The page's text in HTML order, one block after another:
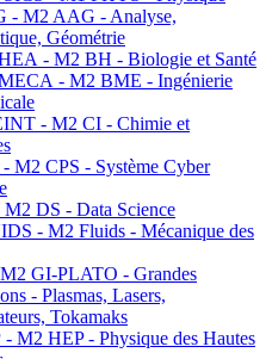
- M2 AAG - Analyse,
Géométrie
- M2 BH - Biologie et Santé
- M2 BME - Ingénierie
- M2 CI - Chimie et
M2 CPS - Système Cyber
DS - Data Science
- M2 Fluids - Mécanique des
GI-PLATO - Grandes
- Plasmas, Lasers,
Tokamaks
M2 HEP - Physique des Hautes